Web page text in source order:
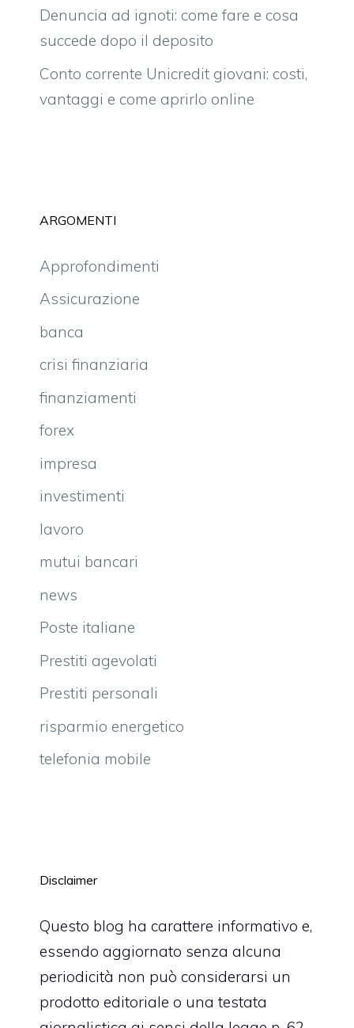
Denuncia ad ignoti: come fare e cosa
succede dopo il deposito
Conto corrente Unicredit giovani: costi,
vantaggi e come aprirlo online
ARGOMENTI
Approfondimenti
Assicurazione
banca
crisi finanziaria
finanziamenti
forex
impresa
investimenti
lavoro
mutui bancari
news
Poste italiane
Prestiti agevolati
Prestiti personali
risparmio energetico
telefonia mobile
Disclaimer
Questo blog ha carattere informativo e,
essendo aggiornato senza alcuna
periodicità non può considerarsi un
prodotto editoriale o una testata